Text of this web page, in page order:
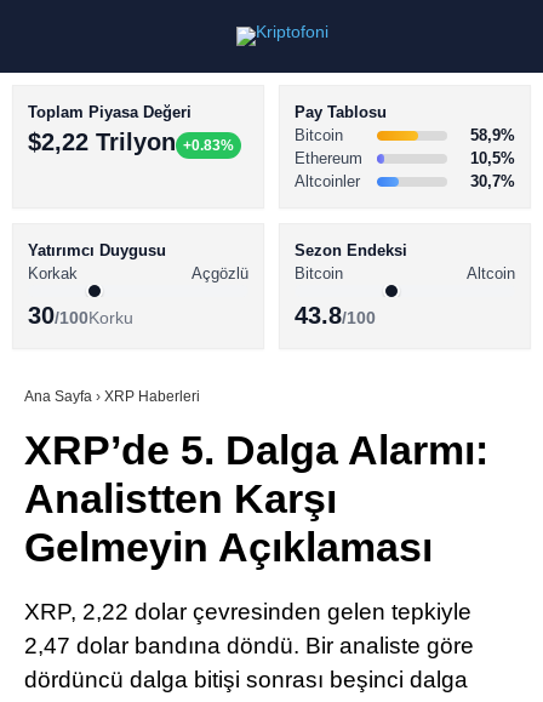
Youtube
LinkedIn
BİTCOİN HABERLERİ
ALTCOİN HABERLERİ
SÖZLÜK
Toplam Piyasa Değeri
$2,22 Trilyon +0.83%
Pay Tablosu
Bitcoin
58,9%
Ethereum
10,5%
Altcoinler
30,7%
Yatırımcı Duygusu
Korkak
Açgözlü
30/100Korku
Sezon Endeksi
Bitcoin
Altcoin
43.8/100
Ana Sayfa › XRP Haberleri
XRP’de 5. Dalga Alarmı:
Analistten Karşı
Gelmeyin Açıklaması
XRP, 2,22 dolar çevresinden gelen tepkiyle
2,47 dolar bandına döndü. Bir analiste göre
dördüncü dalga bitişi sonrası beşinci dalga